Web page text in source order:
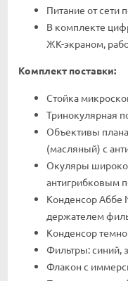
Питание от сети
В комплекте
ЖК-экраном,
Комплект поставки:
Стойка
Тринокулярная
Объективы
(масляный) с
Окуляры
антигрибковым
Конденсор Аббе
держателем
Конденсор
Фильтры: синий,
Флакон с